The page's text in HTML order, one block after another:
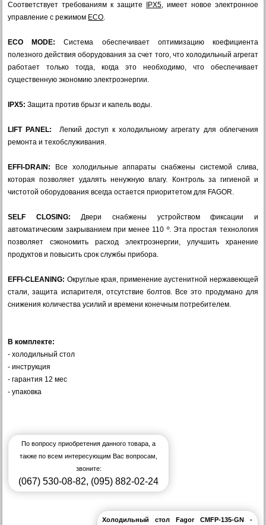
Соответствует требованиям к защите
IPX5, имеет новое электронное
управление с режимом ECO.
ECO MODE: Система обеспечивает оптимизацию коефициента
полезного действия оборудования за счет того, что холодильный агрегат
работает только тогда, когда это необходимо, что обеспечивает
существенную экономию электроэнергии.
IPX5: Защита против брызг и капель воды.
LIFT PANEL:
Легкий доступ к холодильному агрегату для облегчения
ремонта и техобслуживания.
EFFI-DRAIN: Все холодильные аппараты снабжены системой слива,
которая позволяет удалять ненужную влагу. Контроль за гигиеной и
чистотой оборудования всегда остается приоритетом для FAGOR.
SELF CLOSING: Двери снабжены устройством фиксации и
автоматическим закрыванием при менее 110 º. Эта простая технология
позволяет сэкономить расход электроэнергии, улучшить хранение
продуктов и повысить срок службы прибора.
EFFI-CLEANING: Округлые края, применение аустенитной нержавеющей
стали, защита испарителя, отсутствие болтов. Все это продумано для
снижения количества усилий и времени конечным потребителем.
В комплекте:
- холодильный стол
- инструкция
- гарантия 12 мес
- упаковка
По вопросу приобретения данного товара, а
также по всем интересующим Вас вопросам,
звоните:
(067) 530-08-82, (095) 882-02-24
Холодильный стол Fagor CMFP-135-GN -